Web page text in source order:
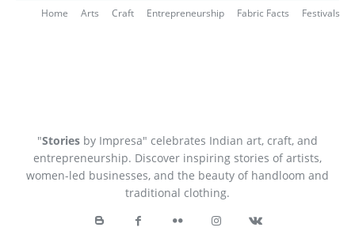
Home Arts Craft Entrepreneurship Fabric Facts Festivals
"Stories by Impresa" celebrates Indian art, craft, and
entrepreneurship. Discover inspiring stories of artists,
women-led businesses, and the beauty of handloom and
traditional clothing.